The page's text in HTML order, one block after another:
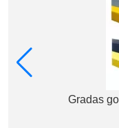
Gradas